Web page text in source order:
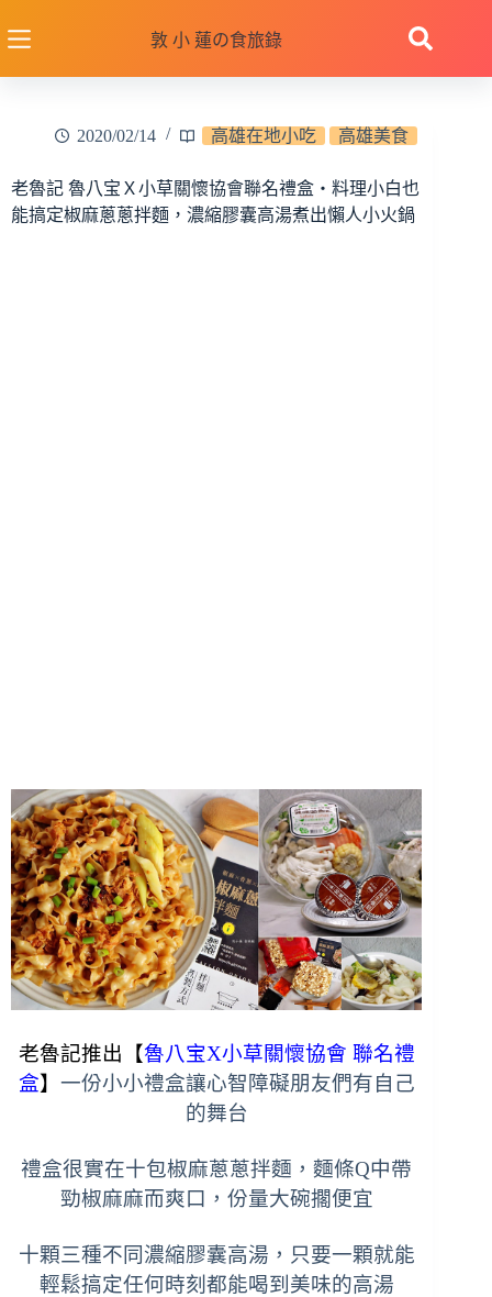
至
敦 小 蓮の食旅錄
2020/02/14 高雄在地小吃 高雄美食
老魯記 魯八宝Ｘ小草關懷協會聯名禮盒‧料理小白也
能搞定椒麻蔥蔥拌麵，濃縮膠囊高湯煮出懶人小火鍋
老魯記推出【魯八宝X小草關懷協會 聯名禮
盒】 一份小小禮盒讓心智障礙朋友們有自己
的舞台
禮盒很實在十包椒麻蔥蔥拌麵，麵條Q中帶
勁椒麻麻而爽口，份量大碗擱便宜
十顆三種不同濃縮膠囊高湯，只要一顆就能
輕鬆搞定任何時刻都能喝到美味的高湯